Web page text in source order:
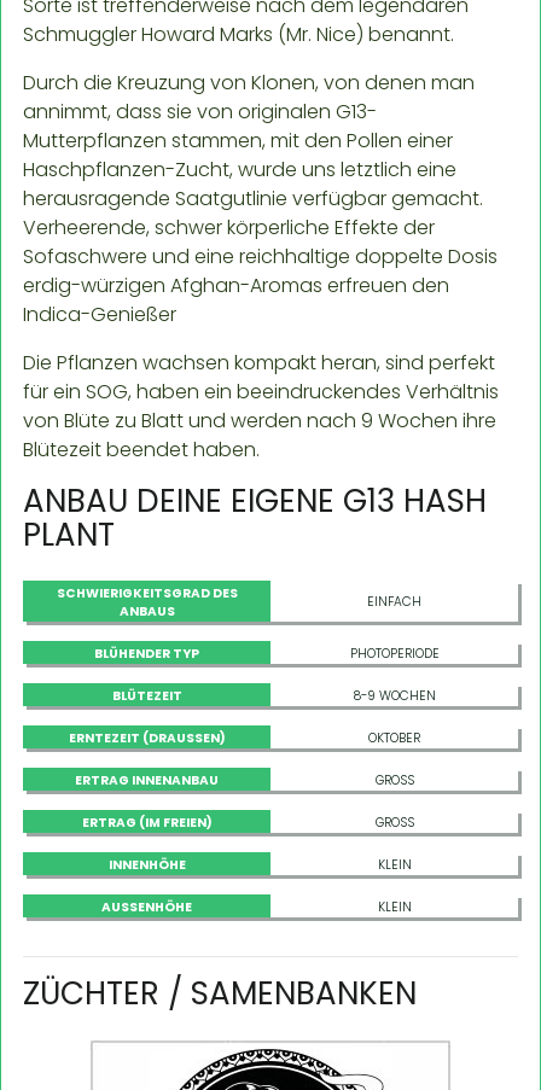
Schmuggler Howard Marks (Mr. Nice) benannt.
Durch die Kreuzung von Klonen, von denen man
annimmt, dass sie von originalen G13-
Mutterpflanzen stammen, mit den Pollen einer
Haschpflanzen-Zucht, wurde uns letztlich eine
herausragende Saatgutlinie verfügbar gemacht.
Verheerende, schwer körperliche Effekte der
Sofaschwere und eine reichhaltige doppelte Dosis
erdig-würzigen Afghan-Aromas erfreuen den
Indica-Genießer
Die Pflanzen wachsen kompakt heran, sind perfekt
für ein SOG, haben ein beeindruckendes Verhältnis
von Blüte zu Blatt und werden nach 9 Wochen ihre
Blütezeit beendet haben.
ANBAU DEINE EIGENE G13 HASH
PLANT
SCHWIERIGKEITSGRAD DES
ANBAUS
EINFACH
BLÜHENDER TYP PHOTOPERIODE
BLÜTEZEIT 8-9 WOCHEN
ERNTEZEIT (DRAUSSEN) OKTOBER
ERTRAG INNENANBAU GROSS
ERTRAG (IM FREIEN) GROSS
INNENHÖHE KLEIN
AUSSENHÖHE KLEIN
ZÜCHTER / SAMENBANKEN